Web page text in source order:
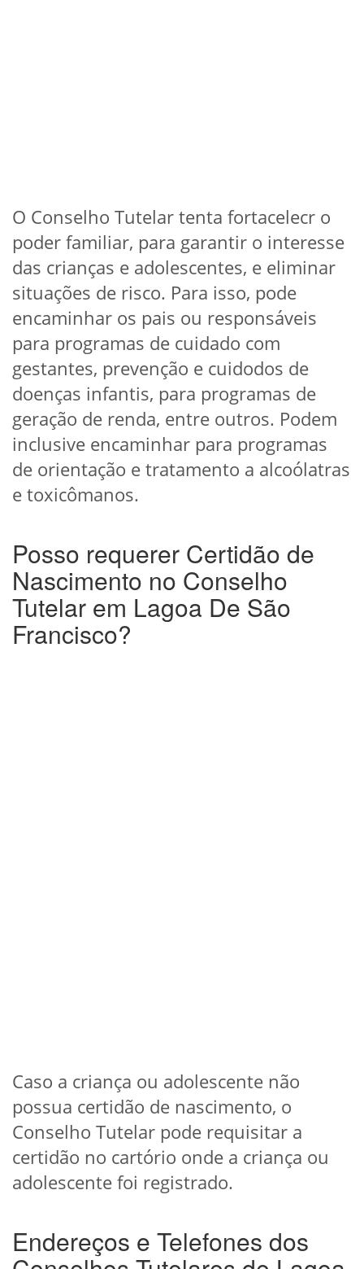
O Conselho Tutelar tenta fortacelecr o
poder familiar, para garantir o interesse
das crianças e adolescentes, e eliminar
situações de risco. Para isso, pode
encaminhar os pais ou responsáveis
para programas de cuidado com
gestantes, prevenção e cuidodos de
doenças infantis, para programas de
geração de renda, entre outros. Podem
inclusive encaminhar para programas
de orientação e tratamento a alcoólatras
e toxicômanos.
Posso requerer Certidão de
Nascimento no Conselho
Tutelar em Lagoa De São
Francisco?
Caso a criança ou adolescente não
possua certidão de nascimento, o
Conselho Tutelar pode requisitar a
certidão no cartório onde a criança ou
adolescente foi registrado.
Endereços e Telefones dos